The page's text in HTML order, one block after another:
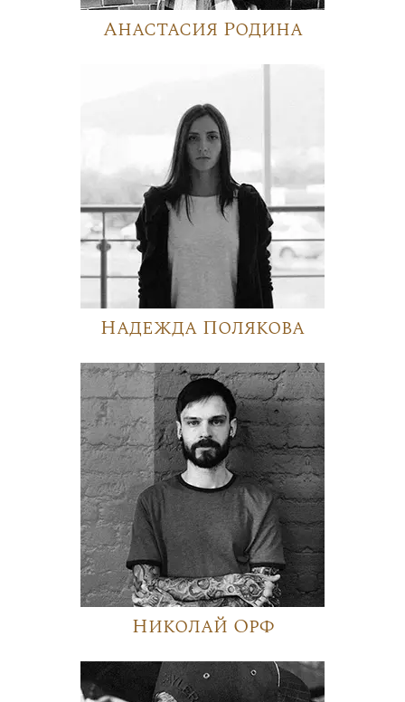
Анастасия Родина
Надежда Полякова
Николай Орф